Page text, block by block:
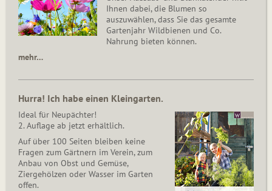
Ihnen dabei, die Blumen so
auszuwählen, dass Sie das gesamte
Gartenjahr Wildbienen und Co.
Nahrung bieten können.
mehr…
Hurra! Ich habe einen Kleingarten.
Ideal für Neupächter!
2. Auflage ab jetzt erhältlich.
Auf über 100 Seiten bleiben keine
Fragen zum Gärtnern im Verein, zum
Anbau von Obst und Gemüse,
Ziergehölzen oder Wasser im Garten
offen.